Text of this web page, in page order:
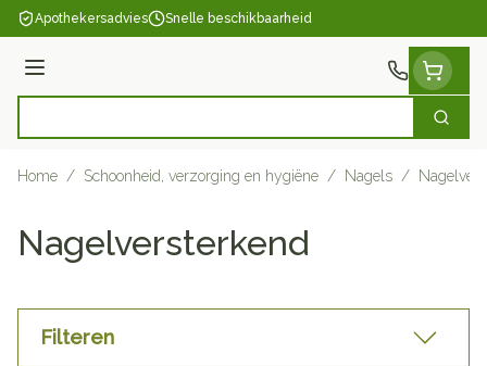
Ga naar de inhoud
Apothekersadvies Snelle beschikbaarheid
Menu
Zoek
Home / Schoonheid, verzorging en hygiëne / Nagels /
Nagelversterkend
Filteren